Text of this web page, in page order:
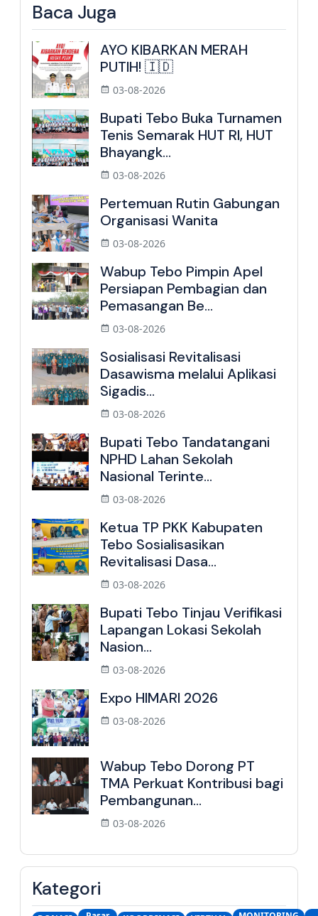
Baca Juga
AYO KIBARKAN MERAH
PUTIH! 🇮🇩
03-08-2026
Bupati Tebo Buka Turnamen
Tenis Semarak HUT RI, HUT
Bhayangk...
03-08-2026
Pertemuan Rutin Gabungan
Organisasi Wanita
03-08-2026
Wabup Tebo Pimpin Apel
Persiapan Pembagian dan
Pemasangan Be...
03-08-2026
Sosialisasi Revitalisasi
Dasawisma melalui Aplikasi
Sigadis...
03-08-2026
Bupati Tebo Tandatangani
NPHD Lahan Sekolah
Nasional Terinte...
03-08-2026
Ketua TP PKK Kabupaten
Tebo Sosialisasikan
Revitalisasi Dasa...
03-08-2026
Bupati Tebo Tinjau Verifikasi
Lapangan Lokasi Sekolah
Nasion...
03-08-2026
Expo HIMARI 2026
03-08-2026
Wabup Tebo Dorong PT
TMA Perkuat Kontribusi bagi
Pembangunan...
03-08-2026
Kategori